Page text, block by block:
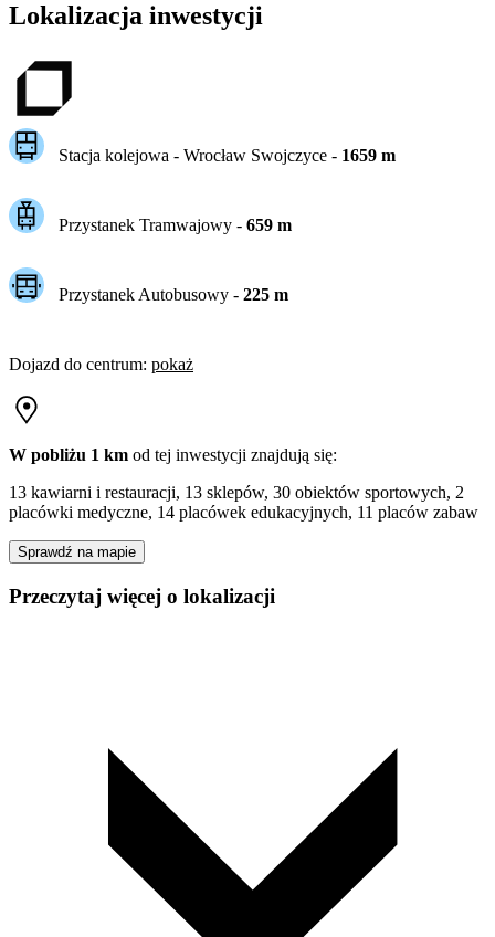
Lokalizacja inwestycji
Stacja kolejowa - Wrocław Swojczyce- 1659m
Przystanek Tramwajowy - 659m
Przystanek Autobusowy - 225m
Dojazd do centrum: pokaż
W pobliżu 1 km od tej inwestycji znajdują się:
13 kawiarni i restauracji, 13 sklepów, 30 obiektów sportowych, 2
placówki medyczne, 14 placówek edukacyjnych, 11 placów zabaw
Sprawdź na mapie
Przeczytaj więcej o lokalizacji